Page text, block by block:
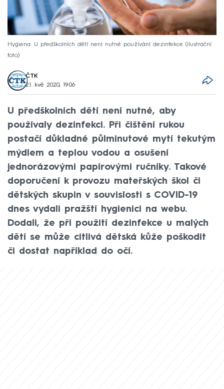
Hygiena: U předškolních dětí není nutné používání dezinfekce (ilustrační
foto)
ČTK
21. kvě 2020, 19:06
U předškolních dětí není nutné, aby
používaly dezinfekci. Při čištění rukou
postačí důkladné půlminutové mytí tekutým
mýdlem a teplou vodou a osušení
jednorázovými papírovými ručníky. Takové
doporučení k provozu mateřských škol či
dětských skupin v souvislosti s COVID-19
dnes vydali pražští hygienici na webu.
Dodali, že při použití dezinfekce u malých
dětí se může citlivá dětská kůže poškodit
či dostat například do očí.